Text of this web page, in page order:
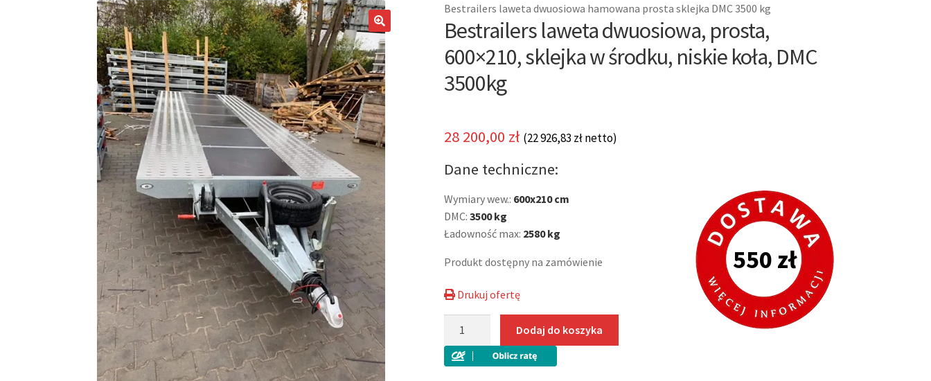
🔍
Bestrailers laweta dwuosiowa hamowana prosta sklejka DMC 3500 kg
Bestrailers laweta dwuosiowa, prosta,
600×210, sklejka w środku, niskie koła, DMC
3500kg
28 200,00 zł (22 926,83 złnetto)
Dane techniczne:
550 zł
Wymiary wew.: 600x210 cm
DMC: 3500 kg
Ładowność max: 2580 kg
Produkt dostępny na zamówienie
Drukuj ofertę
laweta
Dodaj do koszyka